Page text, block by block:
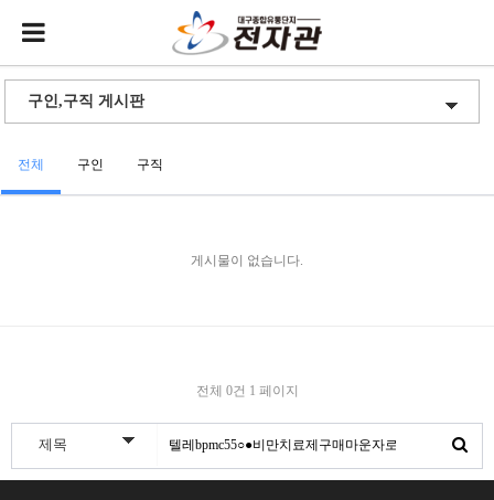
전체 구인 구직
게시물이 없습니다.
전체 0건 1 페이지